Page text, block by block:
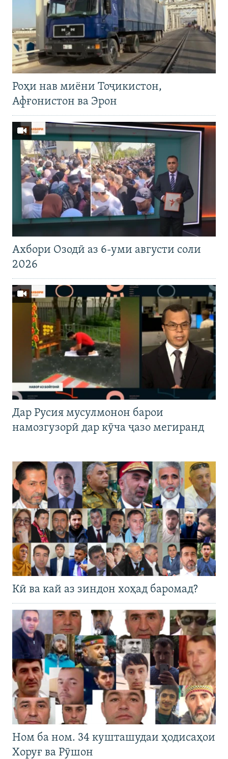
Роҳи нав миёни Тоҷикистон,
Афғонистон ва Эрон
Ахбори Озодӣ аз 6-уми августи соли
2026
Дар Русия мусулмонон барои
намозгузорӣ дар кӯча ҷазо мегиранд
Кӣ ва кай аз зиндон хоҳад баромад?
Ном ба ном. 34 кушташудаи ҳодисаҳои
Хоруғ ва Рӯшон